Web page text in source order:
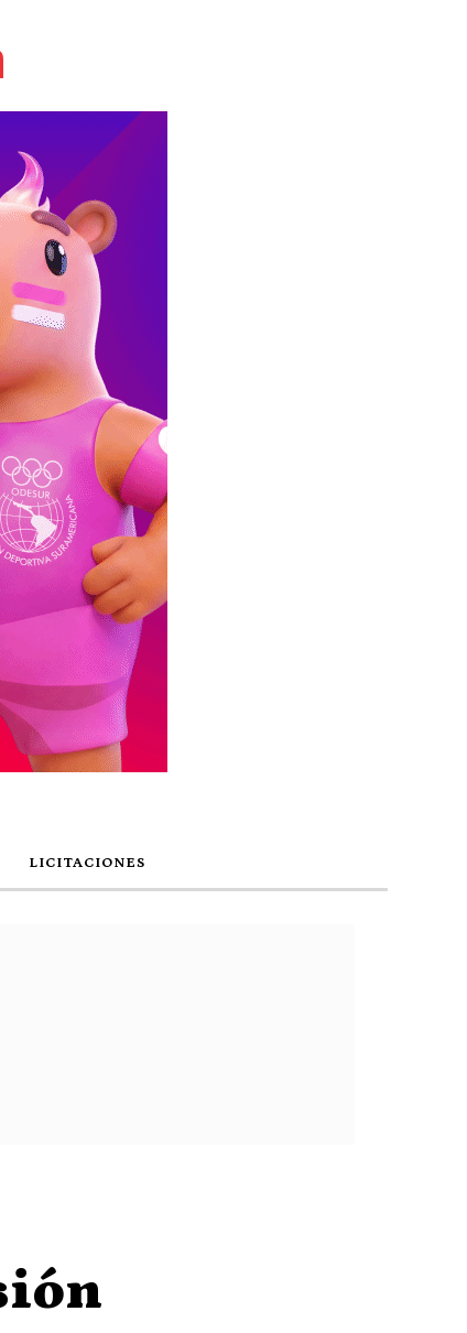
LICITACIONES